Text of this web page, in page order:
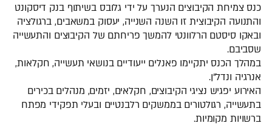
כנס צמיחת הקיבוצים הנערך על ידי גלובס בשיתוף בנק דיסקונט
והתנועה הקיבוצית זו השנה השנייה, יעסוק במשאבים, ברגולציה
ובאקו סיסטם הרלוונטי להמשך פריחתם של הקיבוצים והתעשייה
שסביבם.
במהלך הכנס יתקיימו פאנלים ייעודיים בנושאי תעשייה, חקלאות,
אנרגיה ונדל"ן.
האירוע יפגיש נציגי הקיבוצים, חקלאים, יזמים, מנהלים בכירים
בתעשייה, רגולטורים בממשקים רלבנטיים ובעלי תפקידי מפתח
ברשויות מקומיות.